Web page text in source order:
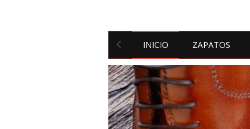
INICIO ZAPATOS